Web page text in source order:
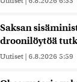
siirtää
Saksan
droonilöytöä
Uutiset | 6.8.2026 5:59